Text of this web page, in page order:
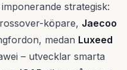
strategisk:
köpare, Jaecoo
medan Luxeed
– utvecklar smarta